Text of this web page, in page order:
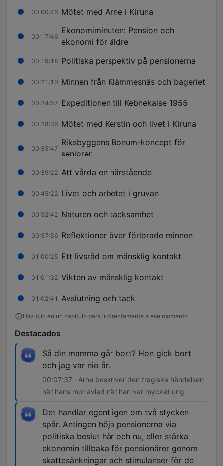
00:00:46 Mötet med Arne i Kiruna
00:17:46
Ekonomiminuten: Pension och
ekonomi för äldre
00:19:18 Politiska perspektiv på pensionerna
00:21:10 Minnen från Klämmesnäs och bageriet
00:24:57 Expeditionen till Kebnekaise 1955
00:28:36 Mötet med Kerstin och livet i Kiruna
00:35:47
Riksbyggens Bonum-koncept för
seniorer
00:39:22 Att vårda en närstående
00:45:22 Livet och arbetet i gruvan
00:52:42 Naturen och tacksamhet
00:57:56 Reflektioner över förlorade minnen
01:00:25 Ett livsråd om mänsklig kontakt
01:01:32 Vikten av mänsklig kontakt
01:02:41 Avslutning och tack
Haz clic en un capítulo para ir directamente a ese momento
Destacados
Så din mamma går bort? Hon gick bort
och jag var nio år.
00:07:37 · Arne beskriver den tragiska händelsen
när hans mor avled när han var mycket ung.
Det handlar egentligen om två stycken
spår. Antingen höja pensionerna via
politiska beslut här och nu, eller stärka
ekonomin tillbaka för pensionärer genom
skattesänkningar och stimulanser för de